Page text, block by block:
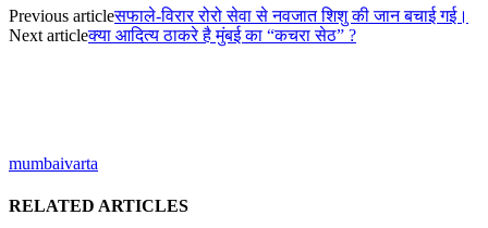
Previous articleसफाले-विरार रोरो सेवा से नवजात शिशु की जान बचाई गई।
Next articleक्या आदित्य ठाकरे है मुंबई का “कचरा सेठ” ?
mumbaivarta
RELATED ARTICLES